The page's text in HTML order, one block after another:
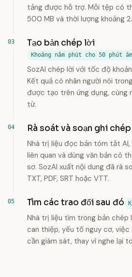
tảng được hỗ trợ. Mỗi tệp có
500 MB và thời lượng khoảng
Tạo bản chép lời
Khoảng năm phút cho 50 phút
SozAI chép lời với tốc độ
Kết quả có nhãn người nói
được tạo trên ứng dụng, cùng
từ.
Rà soát và soạn ghi chép
Nhà trị liệu đọc bản tóm tắt
liên quan và dùng văn bản có
sơ. SozAI xuất nội dung đã rà
TXT, PDF, SRT hoặc VTT.
Tìm các trao đổi sau đó
Nhà trị liệu tìm trong bản
can thiệp, yếu tố nguy cơ,
cần giám sát, thay vì nghe lại